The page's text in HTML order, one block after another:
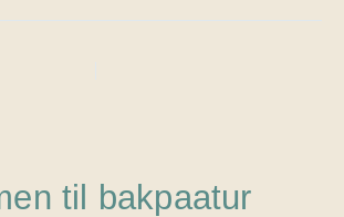
til bakpaatur